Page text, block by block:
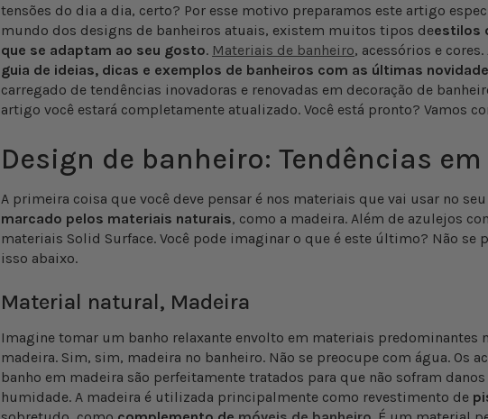
tensões do dia a dia, certo? Por esse motivo preparamos este artigo
mundo dos designs de banheiros atuais, existem muitos tipos deestilos
que se adaptam ao seu gosto. Materiais de banheiro, acessórios e
guia de ideias, dicas e exemplos de banheiros com as últimas
carregado de tendências inovadoras e renovadas em decoração de
artigo você estará completamente atualizado. Você está pronto? Vamos
Design de banheiro: Tendências
A primeira coisa que você deve pensar é nos materiais que vai usar no
marcado pelos materiais naturais, como a madeira. Além de azulejos
materiais Solid Surface. Você pode imaginar o que é este último? Não se
isso abaixo.
Material natural, Madeira
Imagine tomar um banho relaxante envolto em materiais predominantes
madeira. Sim, sim, madeira no banheiro. Não se preocupe com água. Os
banho em madeira são perfeitamente tratados para que não sofram
humidade. A madeira é utilizada principalmente como revestimento de